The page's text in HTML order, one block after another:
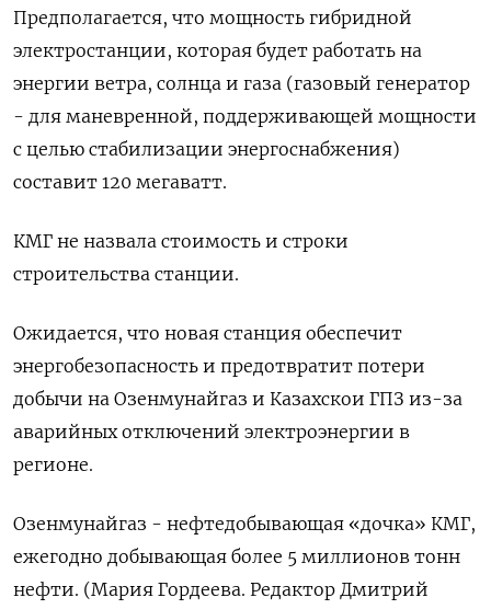
Предполагается, что мощность гибридной
электростанции, которая будет работать на
энергии ветра, солнца и газа (газовый генератор
- для маневренной, поддерживающей мощности
с целью стабилизации энергоснабжения)
составит 120 мегаватт.
КМГ не назвала стоимость и строки
строительства станции.
Ожидается, что новая станция обеспечит
энергобезопасность и предотвратит потери
добычи на Озенмунайгаз и Казахскои ГПЗ из-за
аварийных отключений электроэнергии в
регионе.
Озенмунайгаз - нефтедобывающая «дочка» КМГ,
ежегодно добывающая более 5 миллионов тонн
нефти. (Мария Гордеева. Редактор Дмитрий